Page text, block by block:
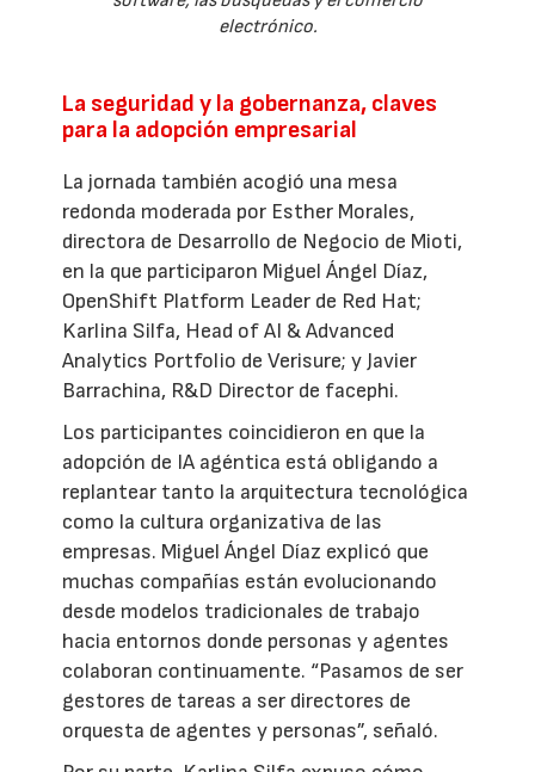
electrónico.
La seguridad y la gobernanza, claves
para la adopción empresarial
La jornada también acogió una mesa
redonda moderada por Esther Morales,
directora de Desarrollo de Negocio de Mioti,
en la que participaron Miguel Ángel Díaz,
OpenShift Platform Leader de Red Hat;
Karlina Silfa, Head of AI & Advanced
Analytics Portfolio de Verisure; y Javier
Barrachina, R&D Director de facephi.
Los participantes coincidieron en que la
adopción de IA agéntica está obligando a
replantear tanto la arquitectura tecnológica
como la cultura organizativa de las
empresas. Miguel Ángel Díaz explicó que
muchas compañías están evolucionando
desde modelos tradicionales de trabajo
hacia entornos donde personas y agentes
colaboran continuamente. “Pasamos de ser
gestores de tareas a ser directores de
orquesta de agentes y personas”, señaló.